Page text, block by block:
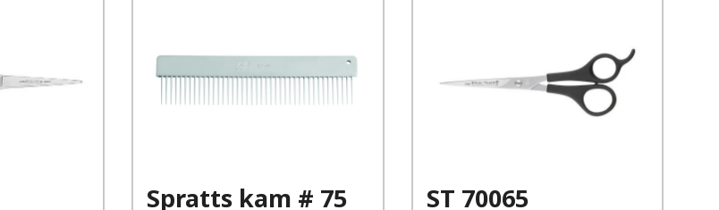
Spratts kam # 75
Kjøp
ST 70065
Kjøp